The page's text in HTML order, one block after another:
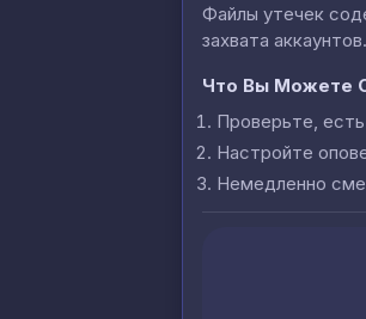
Файлы утечек
захвата
Что Вы Можете
Проверьте,
Настройте
Немедленно